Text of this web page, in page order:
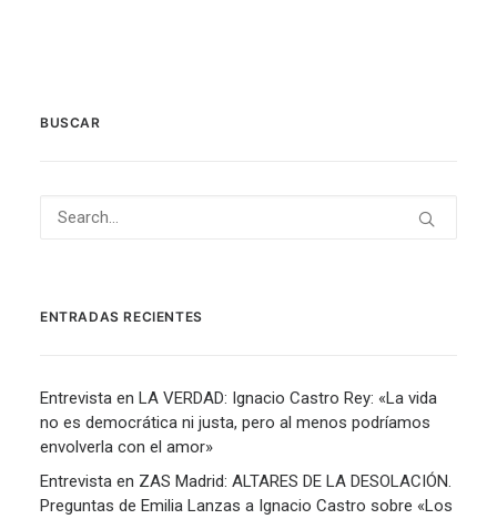
BUSCAR
ENTRADAS RECIENTES
Entrevista en LA VERDAD: Ignacio Castro Rey: «La vida
no es democrática ni justa, pero al menos podríamos
envolverla con el amor»
Entrevista en ZAS Madrid: ALTARES DE LA DESOLACIÓN.
Preguntas de Emilia Lanzas a Ignacio Castro sobre «Los